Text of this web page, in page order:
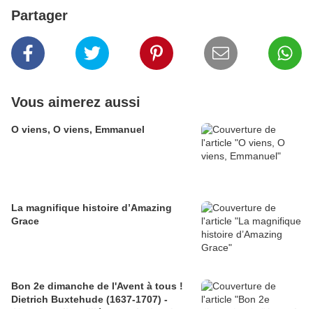
Partager
Vous aimerez aussi
O viens, O viens, Emmanuel
La magnifique histoire d’Amazing
Grace
Bon 2e dimanche de l'Avent à tous !
Dietrich Buxtehude (1637-1707) -